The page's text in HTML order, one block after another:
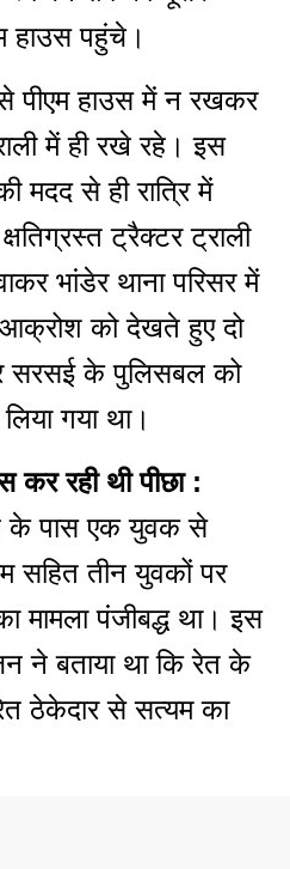
हाउस पहुंचे।
हाउस में न रखकर
में ही रखे रहे। इस
मदद से ही रात्रि में
ट्रैक्टर ट्राली
भांडेर थाना परिसर में
आक्रोश को देखते हुए दो
सरसई के पुलिसबल को
गया था।
रही थी पीछा :
के पास एक युवक से
सहित तीन युवकों पर
मामला पंजीबद्ध था। इस
ने बताया था कि रेत के
ठेकेदार से सत्यम का